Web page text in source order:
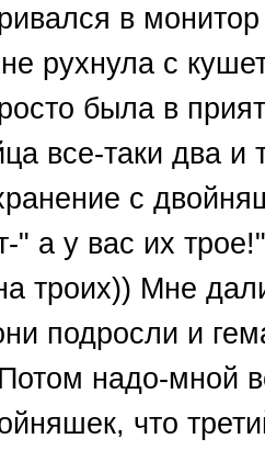
в
рухнула с
была в
все-таки два и
с
" а у вас их
троих)) Мне
подросли и
надо-мной
что